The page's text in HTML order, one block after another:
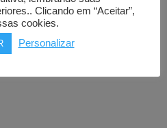
Clicando em “Aceitar”,
cookies.
Personalizar